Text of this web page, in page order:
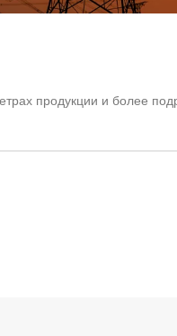
продукции и более